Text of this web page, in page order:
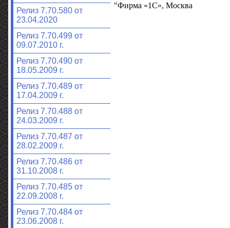
Релиз 7.70.580 от
23.04.2020
Релиз 7.70.499 от
09.07.2010 г.
Релиз 7.70.490 от
18.05.2009 г.
Релиз 7.70.489 от
17.04.2009 г.
Релиз 7.70.488 от
24.03.2009 г.
Релиз 7.70.487 от
28.02.2009 г.
Релиз 7.70.486 от
31.10.2008 г.
Релиз 7.70.485 от
22.09.2008 г.
Релиз 7.70.484 от
23.06.2008 г.
"Фирма «1С», Москва